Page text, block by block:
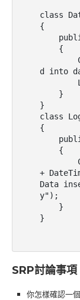
class
{
d into
}
class
{
+
Data
y");
}
SRP討論事項
你怎樣確認一